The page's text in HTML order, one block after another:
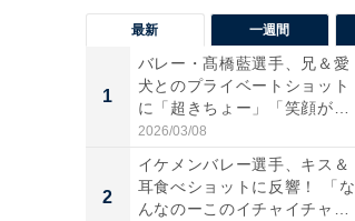
最新 一週間
1
バレー・髙橋藍選手、兄＆愛
犬とのプライベートショット
に「超きちょー」「笑顔が見
れ...
2026/03/08
2
イケメンバレー選手、キス＆
耳食べショットに反響！ 「な
んなのーこのイチャイチャ